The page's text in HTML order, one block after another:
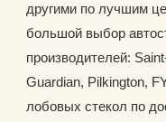
другими по лучшим
большой выбор
производителей:
Guardian, Pilkington,
лобовых стекол по